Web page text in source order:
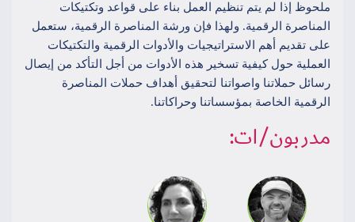
ملحوظ إذا لم يتم تنظيم العمل بناء على قواعد وتكتيكات
المناصرة الرقمية. ولهذا فإن ورشة المناصرة الرقمية، ستعمل
على تقديم أهم الاستراتيجيات والأدوات الرقمية والتكتيكات
العملية حول كيفية تسخير هذه الأدوات من أجل التأكد من إيصال
رسائل حملاتنا واصواتنا لتحقيق أهداف حملات المناصرة
الرقمية الخاصة بمؤسساتنا وحراكاتنا.
مدربون/ات: